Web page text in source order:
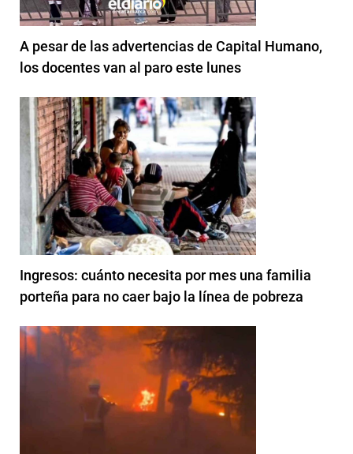
A pesar de las advertencias de Capital Humano,
los docentes van al paro este lunes
Ingresos: cuánto necesita por mes una familia
porteña para no caer bajo la línea de pobreza